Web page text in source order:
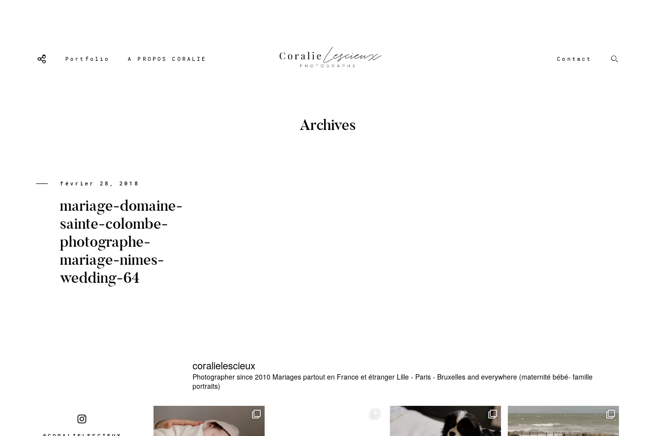
Portfolio A PROPOS CORALIE Contact
Archives
février 28, 2018
mariage-domaine-
sainte-colombe-
photographe-
mariage-nimes-
wedding-64
coralielescieux
Photographer since 2010 Mariages partout en France et étranger Lille - Paris - Bruxelles and everywhere (maternité bébé- famille
portraits)